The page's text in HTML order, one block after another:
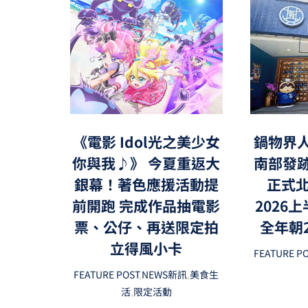
《電影 Idol光之美少女
你與我♪》 今夏重返大
銀幕！著色應援活動提
前開跑 完成作品抽電影
票、公仔、再送限定拍
立得風小卡
FEATURE POST,NEWS新訊,美食生
活,限定活動
鍋物界
南部發
正式
2026上
全年
FEATURE